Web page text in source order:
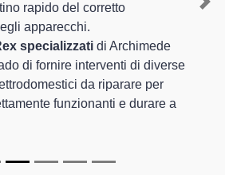
rapido del corretto
apparecchi.
specializzati di Archimede
di fornire interventi di diverse
da riparare per
funzionanti e durare a